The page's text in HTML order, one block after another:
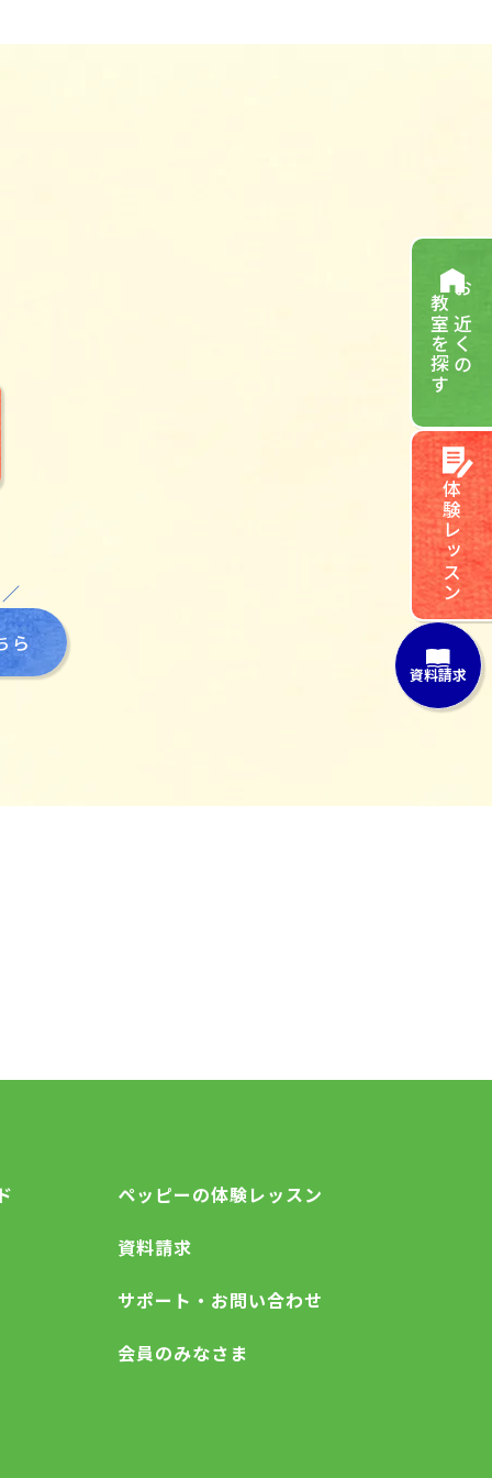
ら
ペッピーの体験レッスン
資料請求
サポート・お問い合わせ
会員のみなさま
お近くの
教室を探す
体験レッスン
資料請求